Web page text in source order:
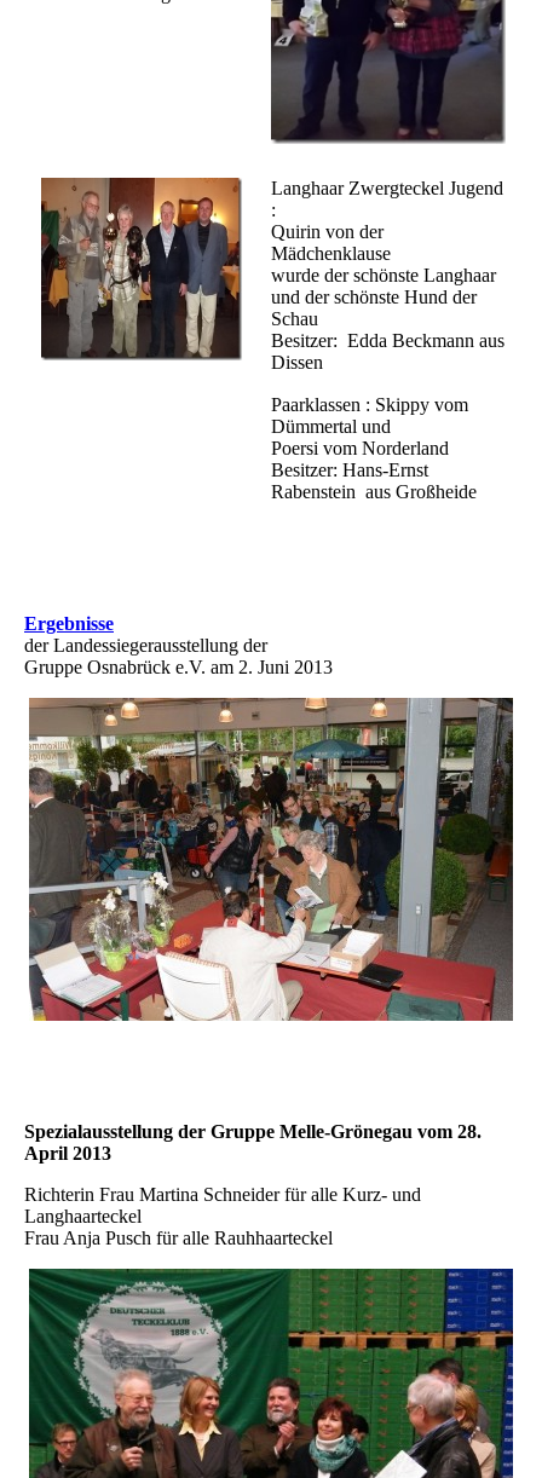
Langhaar Zwergteckel Jugend
:
Quirin von der
Mädchenklause
wurde der schönste Langhaar
und der schönste Hund der
Schau
Besitzer: Edda Beckmann aus
Dissen
Paarklassen : Skippy vom
Dümmertal und
Poersi vom Norderland
Besitzer: Hans-Ernst
Rabenstein aus Großheide
Ergebnisse
der Landessiegerausstellung der
Gruppe Osnabrück e.V. am 2. Juni 2013
Spezialausstellung der Gruppe Melle-Grönegau vom 28.
April 2013
Richterin Frau Martina Schneider für alle Kurz- und
Langhaarteckel
Frau Anja Pusch für alle Rauhhaarteckel